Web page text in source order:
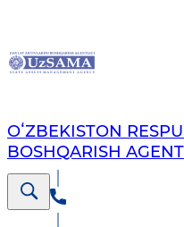
OʻZBEKISTON
BOSHQARISH